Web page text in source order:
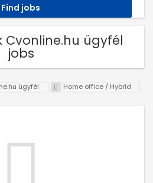
Cvonline.hu ügyfél
jobs
ügyfél Home office / Hybrid